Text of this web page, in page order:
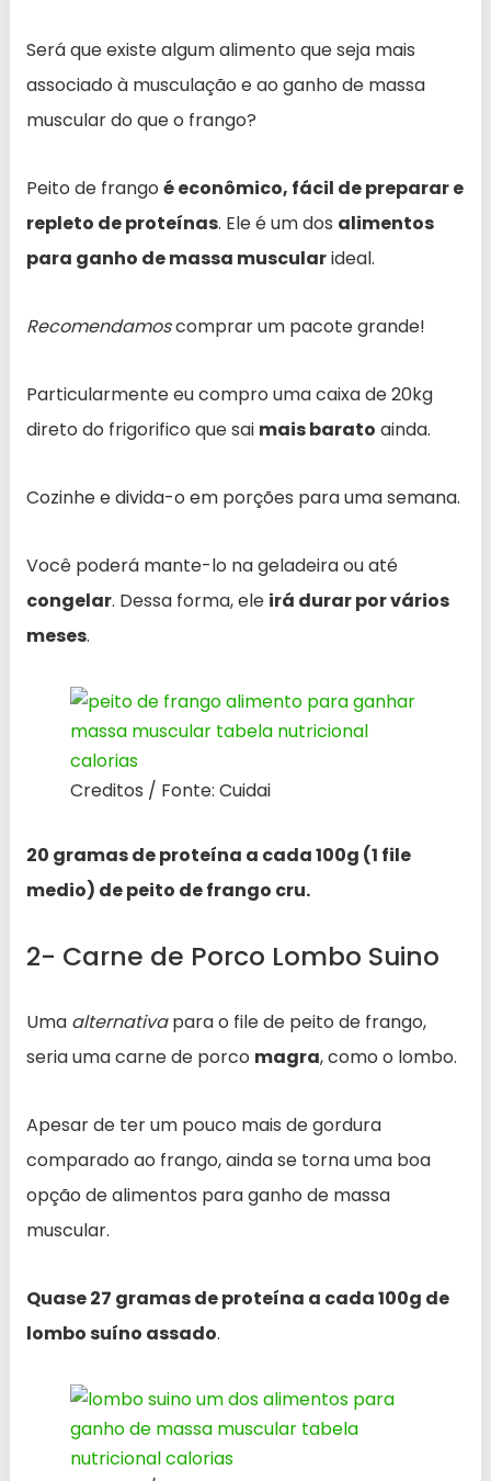
Será que existe algum alimento que seja mais
associado à musculação e ao ganho de massa
muscular do que o frango?
Peito de frango é econômico, fácil de preparar e
repleto de proteínas. Ele é um dos alimentos
para ganho de massa muscularideal.
Recomendamoscomprar um pacote grande!
Particularmente eu compro uma caixa de 20kg
direto do frigorifico que sai mais barato ainda.
Cozinhe e divida-o em porções para uma semana.
Você poderá mante-lo na geladeira ou até
congelar. Dessa forma, ele irá durar por vários
meses.
Creditos / Fonte: Cuidai
20 gramas de proteína a cada 100g (1 file
medio) de peito de frango cru.
2- Carne de Porco Lombo Suino
Uma alternativapara o file de peito de frango,
seria uma carne de porco magra, como o lombo.
Apesar de ter um pouco mais de gordura
comparado ao frango, ainda se torna uma boa
opção de alimentos para ganho de massa
muscular.
Quase 27 gramas de proteína a cada 100g de
lombo suíno assado.